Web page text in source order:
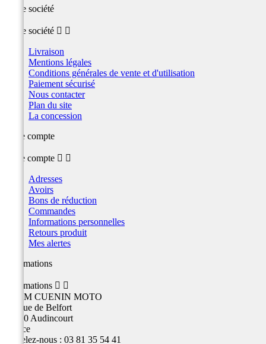
Notre société
Notre société  
Livraison
Mentions légales
Conditions générales de vente et d'utilisation
Paiement sécurisé
Nous contacter
Plan du site
La concession
Votre compte
Votre compte  
Adresses
Avoirs
Bons de réduction
Commandes
Informations personnelles
Retours produit
Mes alertes
Informations
Informations  
TEAM CUENIN MOTO
26 Rue de Belfort
25400 Audincourt
France
Appelez-nous : 03 81 35 54 41